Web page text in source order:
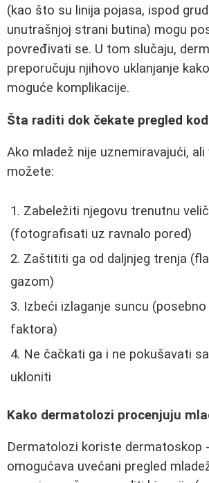
(kao što su linija pojasa, ispod
unutrašnjoj strani butina) mogu
povređivati se. U tom slučaju,
preporučuju njihovo uklanjanje
moguće komplikacije.
Šta raditi dok čekate pregled
Ako mladež nije uznemiravajući, ali
možete:
Zabeležiti njegovu trenutnu
(fotografisati uz ravnalo pored)
Zaštititi ga od daljnjeg trenja
gazom)
Izbeći izlaganje suncu
faktora)
Ne čačkati ga i ne pokušavati
ukloniti
Kako dermatolozi procenjuju
Dermatolozi koriste dermatoskop
omogućava uvećani pregled